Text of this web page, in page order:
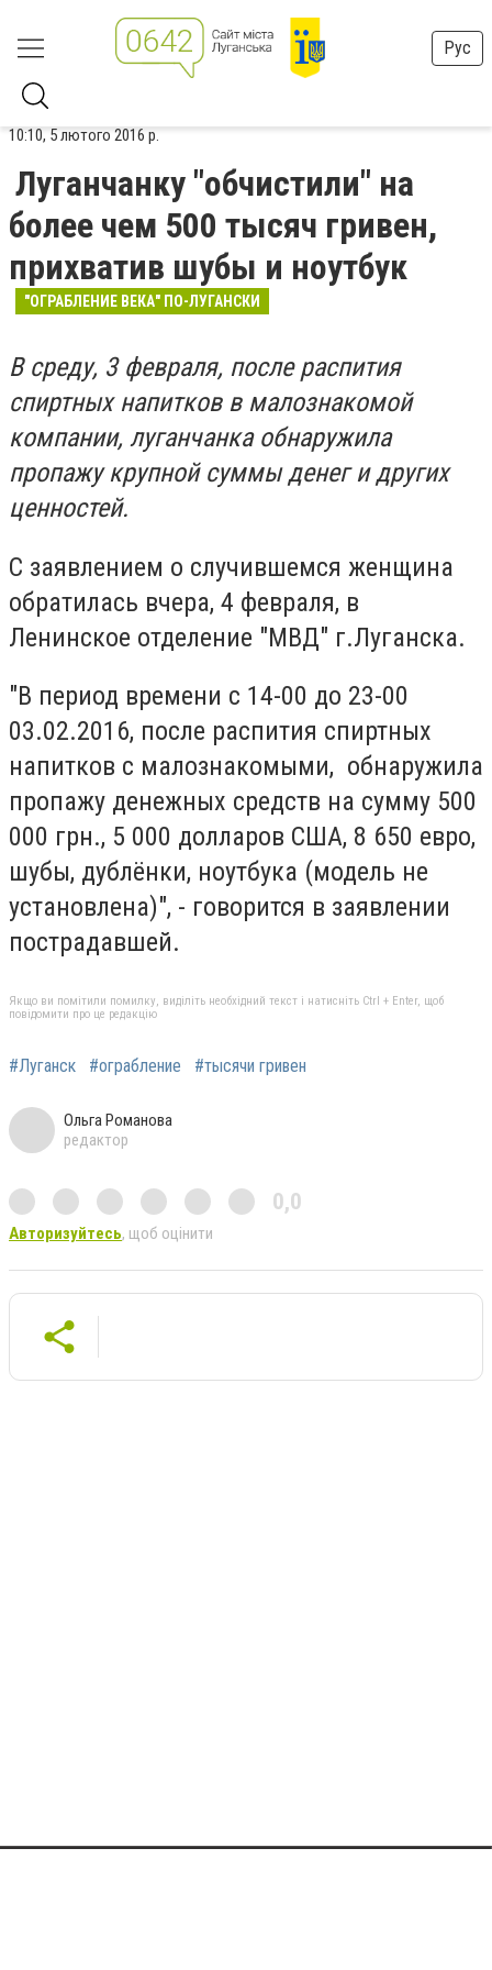
Рус
10:10, 5 лютого 2016 р.
Луганчанку "обчистили" на
более чем 500 тысяч гривен,
прихватив шубы и ноутбук
"ОГРАБЛЕНИЕ ВЕКА" ПО-ЛУГАНСКИ
В среду, 3 февраля, после распития
спиртных напитков в малознакомой
компании, луганчанка обнаружила
пропажу крупной суммы денег и других
ценностей.
С заявлением о случившемся женщина
обратилась вчера, 4 февраля, в
Ленинское отделение "МВД" г.Луганска.
"В период времени с 14-00 до 23-00
03.02.2016, после распития спиртных
напитков с малознакомыми, обнаружила
пропажу денежных средств на сумму 500
000 грн., 5 000 долларов США, 8 650 евро,
шубы, дублёнки, ноутбука (модель не
установлена)", - говорится в заявлении
пострадавшей.
Якщо ви помітили помилку, виділіть необхідний текст і натисніть Ctrl + Enter, щоб
повідомити про це редакцію
#Луганск #ограбление #тысячи гривен
Ольга Романова
редактор
0,0
Авторизуйтесь, щоб оцінити